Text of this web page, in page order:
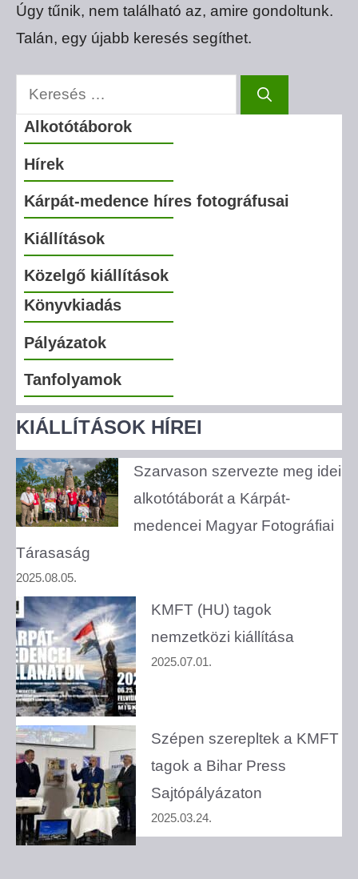
Úgy tűnik, nem található az, amire gondoltunk.
Talán, egy újabb keresés segíthet.
Keresés:
Alkotótáborok
Hírek
Kárpát-medence híres fotográfusai
Kiállítások
Közelgő kiállítások
Könyvkiadás
Pályázatok
Tanfolyamok
KIÁLLÍTÁSOK HÍREI
Szarvason szervezte meg idei
alkotótáborát a Kárpát-
medencei Magyar Fotográfiai
Tárasaság
2025.08.05.
KMFT (HU) tagok
nemzetközi kiállítása
2025.07.01.
Szépen szerepltek a KMFT
tagok a Bihar Press
Sajtópályázaton
2025.03.24.